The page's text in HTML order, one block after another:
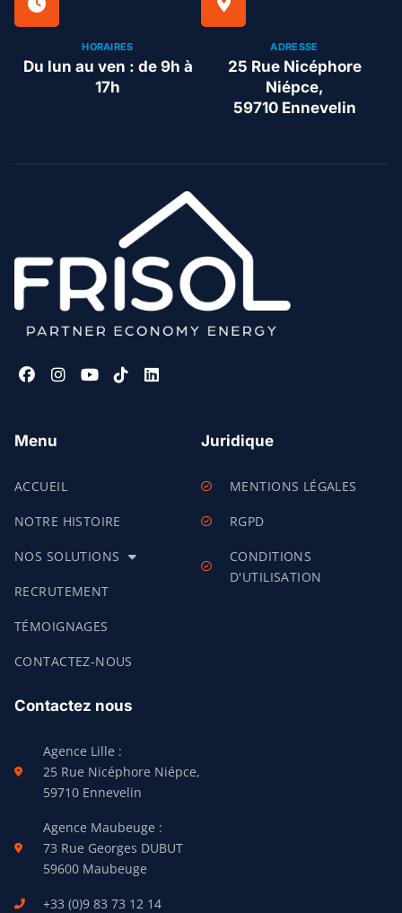
HORAIRES
Du lun au ven : de 9h à
17h
ADRESSE
25 Rue Nicéphore
Niépce,
59710 Ennevelin
Menu
ACCUEIL
NOTRE HISTOIRE
NOS SOLUTIONS
RECRUTEMENT
TÉMOIGNAGES
CONTACTEZ-NOUS
Juridique
MENTIONS LÉGALES
RGPD
CONDITIONS
D'UTILISATION
Contactez nous
Agence Lille :
25 Rue Nicéphore Niépce,
59710 Ennevelin
Agence Maubeuge :
73 Rue Georges DUBUT
59600 Maubeuge
+33 (0)9 83 73 12 14